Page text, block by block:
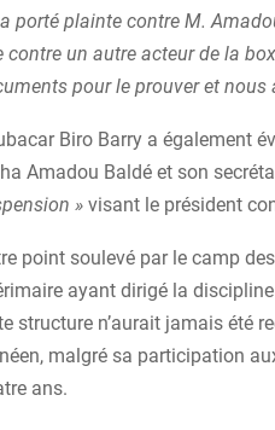
porté plainte contre M.
contre un autre acteur de la
pour le prouver et nous
Biro Barry a également
Amadou Baldé et son
» visant le président
point soulevé par le camp
ayant dirigé la
structure n’aurait jamais été
malgré sa participation
ans.